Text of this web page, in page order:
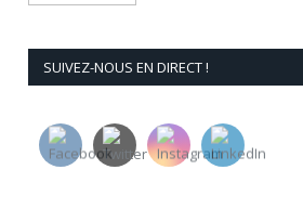
SUIVEZ-NOUS EN DIRECT !